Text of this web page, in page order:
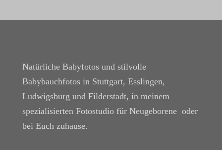
Natürliche Babyfotos und stilvolle
Babybauchfotos in Stuttgart, Esslingen,
Ludwigsburg und Filderstadt, in meinem
spezialisierten Fotostudio für Neugeborene oder
bei Euch zuhause.